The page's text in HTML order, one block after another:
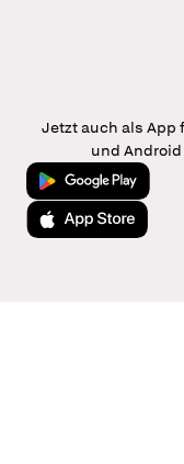
Jetzt auch als App
und Android
Jetzt bei Google Play
Laden im App Store